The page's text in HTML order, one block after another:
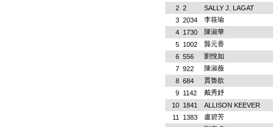
2 2
SALLY J. LAGAT
3 2034
李筱瑜
4 1730
陳淑華
5 1002
龔元香
6 556
劉悅如
7 922
陳淑薇
8 684
賈魯歆
9 1142
戴秀妤
10 1841
ALLISON KEEVER
11
1383
盧碧芳